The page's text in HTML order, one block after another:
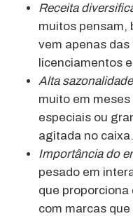
Receita
muitos pensam,
vem apenas
licenciamentos
Alta
muito em
especiais ou
agitada no caixa.
Importância do
pesado em
que
com marcas